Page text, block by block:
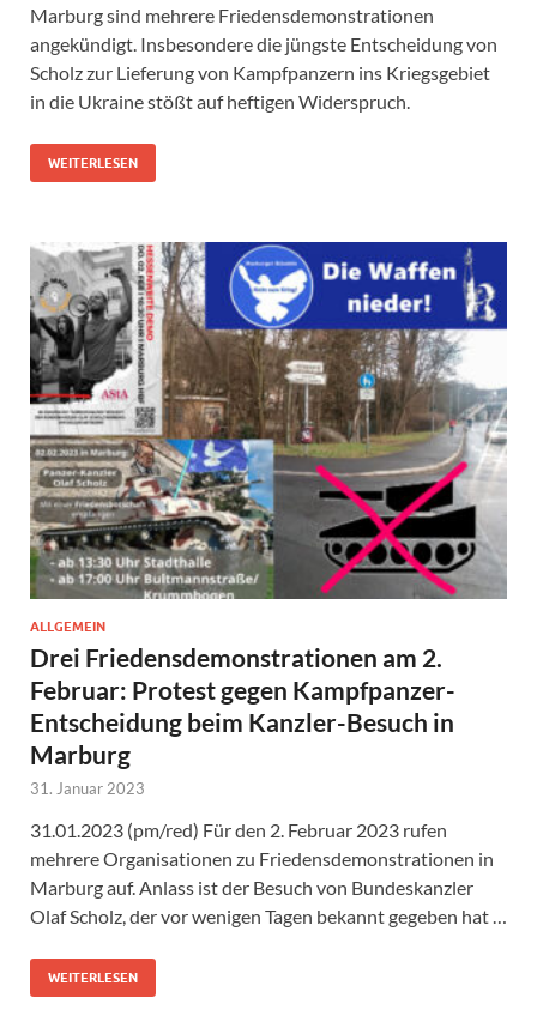
Marburg sind mehrere Friedensdemonstrationen
angekündigt. Insbesondere die jüngste Entscheidung von
Scholz zur Lieferung von Kampfpanzern ins Kriegsgebiet
in die Ukraine stößt auf heftigen Widerspruch.
WEITERLESEN
ALLGEMEIN
Drei Friedensdemonstrationen am 2.
Februar: Protest gegen Kampfpanzer-
Entscheidung beim Kanzler-Besuch in
Marburg
31. Januar 2023
31.01.2023 (pm/red) Für den 2. Februar 2023 rufen
mehrere Organisationen zu Friedensdemonstrationen in
Marburg auf. Anlass ist der Besuch von Bundeskanzler
Olaf Scholz, der vor wenigen Tagen bekannt gegeben hat …
WEITERLESEN